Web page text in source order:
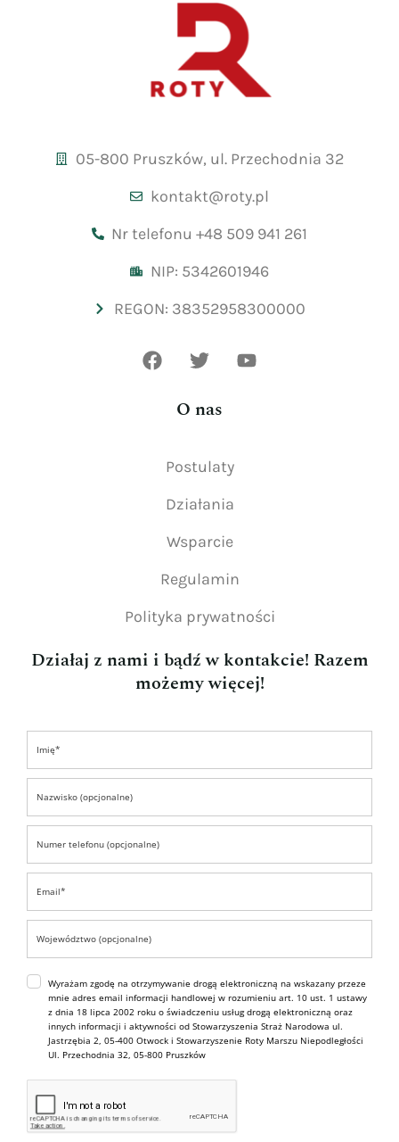
05-800 Pruszków, ul. Przechodnia 32
kontakt@roty.pl
Nr telefonu +48 509 941 261
NIP: 5342601946
REGON: 38352958300000
O nas
Postulaty
Działania
Wsparcie
Regulamin
Polityka prywatności
Działaj z nami i bądź w kontakcie! Razem
możemy więcej!
Wyrażam zgodę na otrzymywanie drogą elektroniczną na wskazany przeze
mnie adres email informacji handlowej w rozumieniu art. 10 ust. 1 ustawy
z dnia 18 lipca 2002 roku o świadczeniu usług drogą elektroniczną oraz
innych informacji i aktywności od Stowarzyszenia Straż Narodowa ul.
Jastrzębia 2, 05-400 Otwock i Stowarzyszenie Roty Marszu Niepodległości
Ul. Przechodnia 32, 05-800 Pruszków